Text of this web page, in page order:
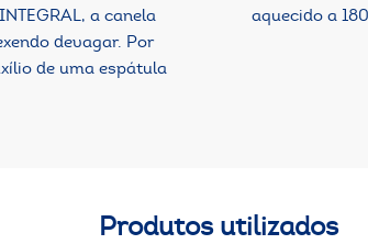
a canela
devagar. Por
de uma espátula
aquecido a
Produtos utilizados